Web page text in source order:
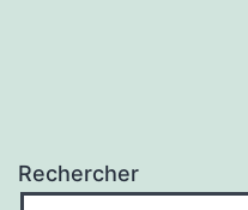
Rechercher